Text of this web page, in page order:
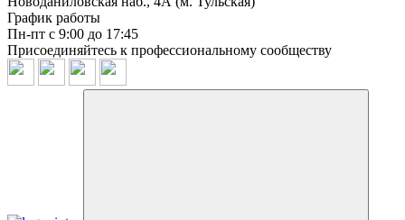
График работы
Пн-пт с 9:00 до 17:45
Присоединяйтесь к профессиональному сообществу